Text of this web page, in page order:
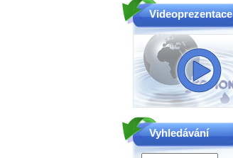
Videoprezentace
Vyhledávání